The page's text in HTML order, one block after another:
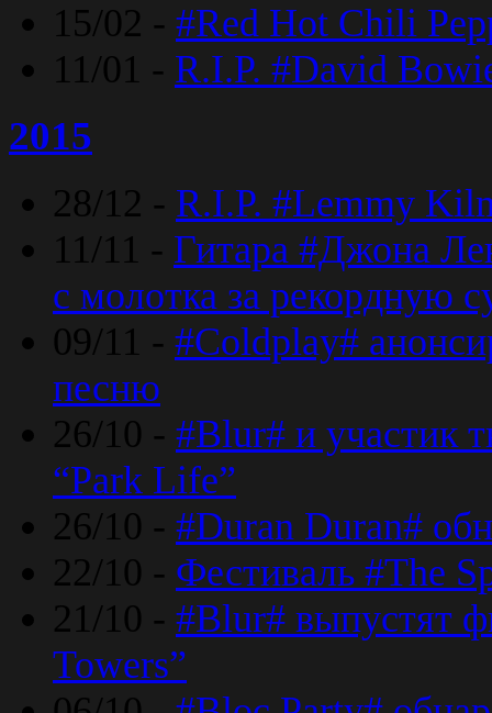
15/02 - #Red Hot Chili
11/01 - R.I.P. #David
2015
28/12 - R.I.P. #Lemmy
11/11 - Гитара #Джона
с молотка за рекордную
09/11 - #Coldplay#
песню
26/10 - #Blur# и участик
“Park Life”
26/10 - #Duran Duran#
22/10 - Фестиваль #The
21/10 - #Blur# выпустят
Towers”